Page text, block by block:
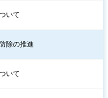
いて
除の推進
いて